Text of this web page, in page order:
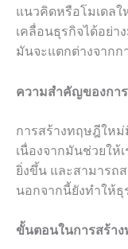
แนวคิดหรือโมเดล
เคลื่อนธุรกิจได้อย่า
มันจะแตกต่างจากก
ความสำคัญของกา
การสร้างทฤษฎีให
เนื่องจากมันช่วยให้
ยิ่งขึ้น และสามารถ
นอกจากนี้ยังทำให้ธุ
ขั้นตอนในการสร้า